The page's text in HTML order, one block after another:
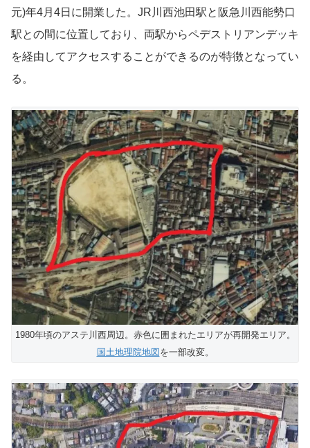
元)年4月4日に開業した。JR川西池田駅と阪急川西能勢口
駅との間に位置しており、両駅からペデストリアンデッキ
を経由してアクセスすることができるのが特徴となってい
る。
1980年頃のアステ川西周辺。赤色に囲まれたエリアが再開発エリア。
国土地理院地図 を一部改変。